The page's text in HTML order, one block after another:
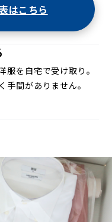
はこちら
服を自宅で受け取り。
手間がありません。